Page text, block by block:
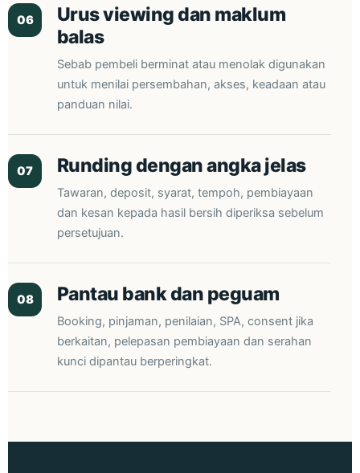
06
Urus viewing dan maklum
balas
Sebab pembeli berminat atau menolak digunakan
untuk menilai persembahan, akses, keadaan atau
panduan nilai.
07 Runding dengan angka jelas
Tawaran, deposit, syarat, tempoh, pembiayaan
dan kesan kepada hasil bersih diperiksa sebelum
persetujuan.
08 Pantau bank dan peguam
Booking, pinjaman, penilaian, SPA, consent jika
berkaitan, pelepasan pembiayaan dan serahan
kunci dipantau berperingkat.